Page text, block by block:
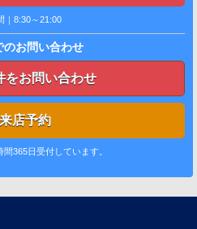
｜8:30～21:00
のお問い合わせ
をお問い合わせ
来店予約
365日受付しています。